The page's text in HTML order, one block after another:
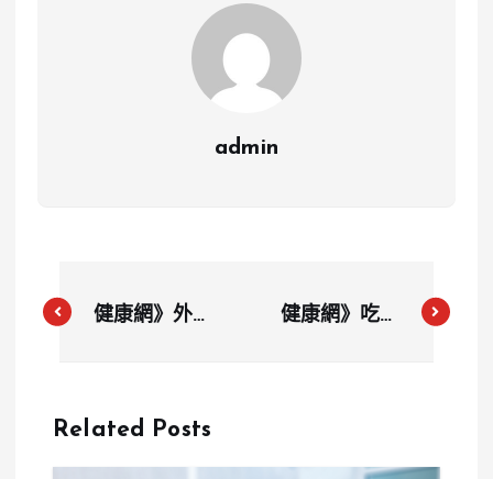
admin
健康網》外食
秘訣」快速篩
健康網》吃早
Related Posts